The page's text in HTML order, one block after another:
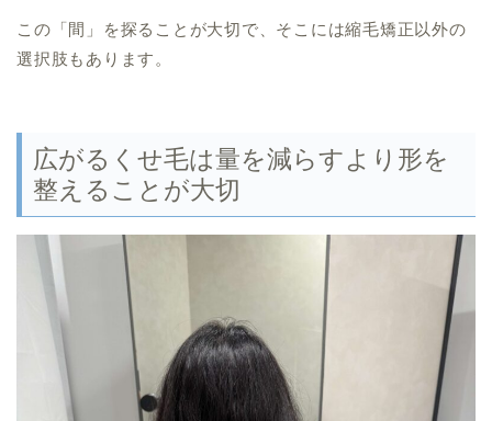
この「間」を探ることが大切で、そこには縮毛矯正以外の
選択肢もあります。
広がるくせ毛は量を減らすより形を
整えることが大切